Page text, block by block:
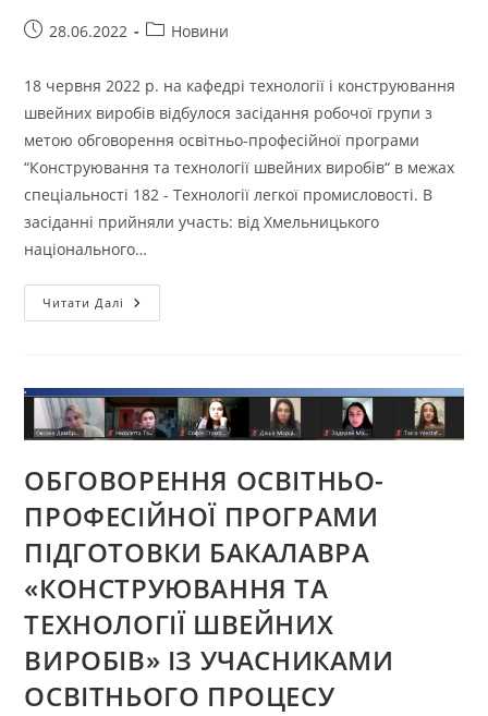
Запис28.06.2022
Категорія
Новини
18 червня 2022 р. на кафедрі технології і конструювання
швейних виробів відбулося засідання робочої групи з
метою обговорення освітньо-професійної програми
“Конструювання та технології швейних виробів“ в межах
спеціальності 182 - Технології легкої промисловості. В
засіданні прийняли участь: від Хмельницького
національного…
Читати Далі ОБГОВОРЕННЯ
ОСВІТНЬО-
ТЕХНОЛОГІЇ
ШВЕЙНИХ
ВИРОБІВ»
З
АКАДЕМІЧНОЇ
СПІЛЬНОТИ
ОБГОВОРЕННЯ ОСВІТНЬО-
ПРОФЕСІЙНОЇ ПРОГРАМИ
ПІДГОТОВКИ БАКАЛАВРА
«КОНСТРУЮВАННЯ ТА
ТЕХНОЛОГІЇ ШВЕЙНИХ
ВИРОБІВ» ІЗ УЧАСНИКАМИ
ОСВІТНЬОГО ПРОЦЕСУ